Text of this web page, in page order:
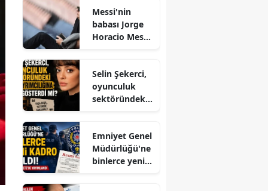
Bulmak ve
Açmak Nasıl
Yorumlanır?
Messi'nin
babası Jorge
Horacio Messi
Selin Şekerci,
oyunculuk
sektöründeki
tepki gösterdi
mi?
Emniyet Genel
Müdürlüğü'ne
binlerce yeni